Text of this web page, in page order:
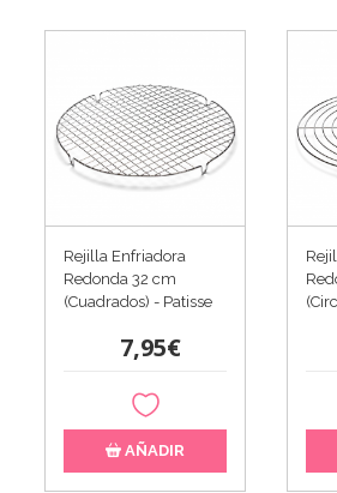
Rejilla Enfriadora
Redonda 32 cm
(Cuadrados) - Patisse
7,95€
AÑADIR